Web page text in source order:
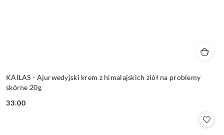
KAILAS - Ajurwedyjski krem z himalajskich ziół na problemy
skórne 20g
Cena:
33.00